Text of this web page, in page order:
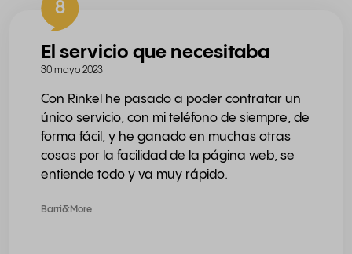
8
El servicio que necesitaba
30 mayo 2023
Con Rinkel he pasado a poder contratar un
único servicio, con mi teléfono de siempre, de
forma fácil, y he ganado en muchas otras
cosas por la facilidad de la página web, se
entiende todo y va muy rápido.
Barri&More